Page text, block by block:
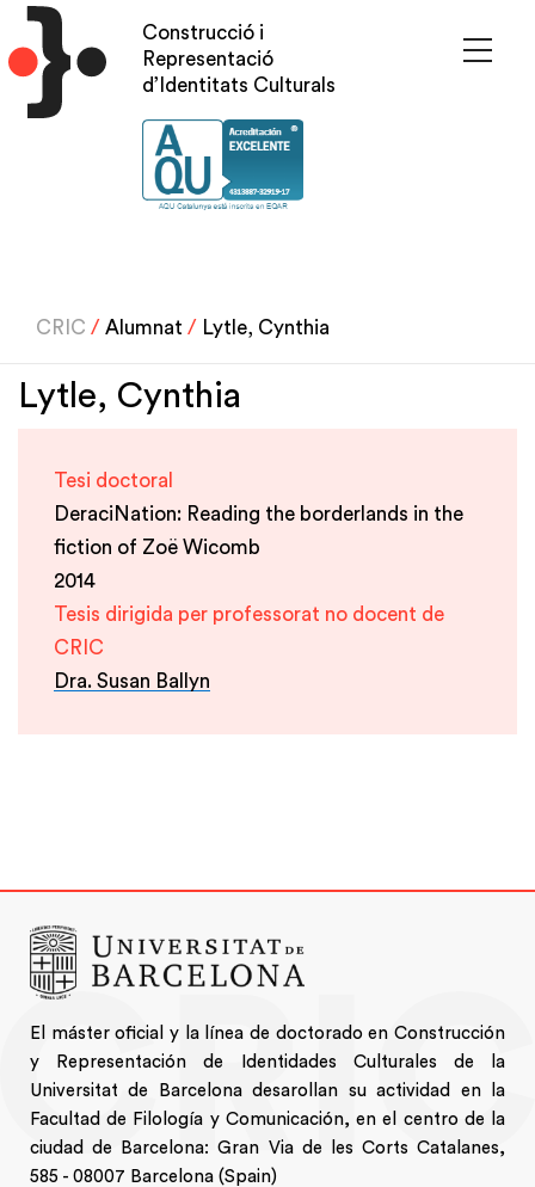
Pasar
al
contenido
principal
Construcció i
Representació
d’Identitats Culturals
CRIC / Alumnat / Lytle, Cynthia
Lytle, Cynthia
Tesi doctoral
DeraciNation: Reading the borderlands in the
fiction of Zoë Wicomb
2014
Tesis dirigida per professorat no docent de
CRIC
Dra. Susan Ballyn
El máster oficial y la línea de doctorado en Construcción
y Representación de Identidades Culturales de la
Universitat de Barcelona desarollan su actividad en la
Facultad de Filología y Comunicación, en el centro de la
ciudad de Barcelona: Gran Via de les Corts Catalanes,
585 - 08007 Barcelona (Spain)